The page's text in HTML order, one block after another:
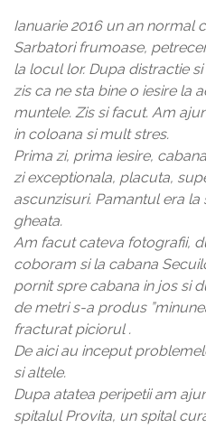
Ianuarie 2016 un an normal
Sarbatori frumoase,
la locul lor. Dupa distractie
zis ca ne sta bine o iesire la
muntele. Zis si facut. Am
in coloana si mult stres.
Prima zi, prima iesire,
zi exceptionala, placuta,
ascunzisuri. Pamantul era
gheata.
Am facut cateva fotografii,
coboram si la cabana
pornit spre cabana in jos si
de metri s-a produs
fracturat piciorul .
De aici au inceput
si altele.
Dupa atatea peripetii am
spitalul Provita, un spital